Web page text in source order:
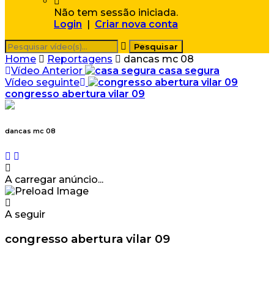
Não tem sessão iniciada.
Login
Criar nova conta
Home Reportagens
dancas mc 08
Vídeo Anterior
casa segura
Vídeo seguinte
congresso abertura vilar 09
dancas mc 08
A carregar anúncio...
A seguir
congresso abertura vilar 09